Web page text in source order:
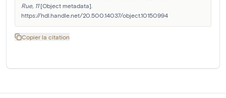
Rue, 11 [Object metadata].
https://hdl.handle.net/20.500.14037/object.10150994
Copier la citation